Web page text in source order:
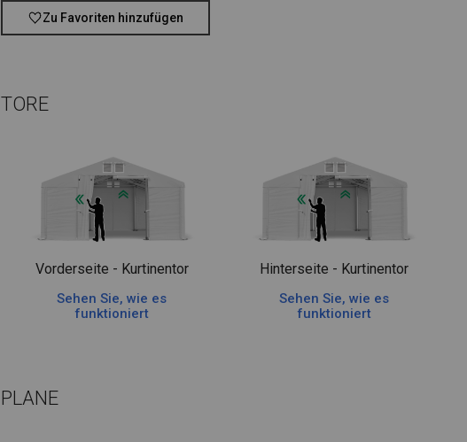
Zu Favoriten hinzufügen
TORE
Vorderseite - Kurtinentor
Sehen Sie, wie es
funktioniert
Hinterseite - Kurtinentor
Sehen Sie, wie es
funktioniert
PLANE